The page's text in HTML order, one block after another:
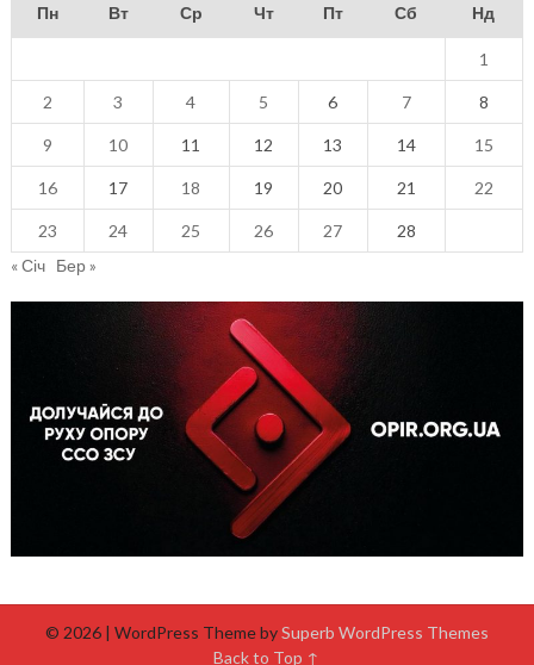
Пн Вт Ср Чт Пт Сб Нд
1
2 3 4 5 6 7 8
9 10 11 12 13 14 15
16 17 18 19 20 21 22
23 24 25 26 27
28
« Січ Бер »
© 2026 | WordPress Theme bySuperb WordPress Themes
Back to Top ↑